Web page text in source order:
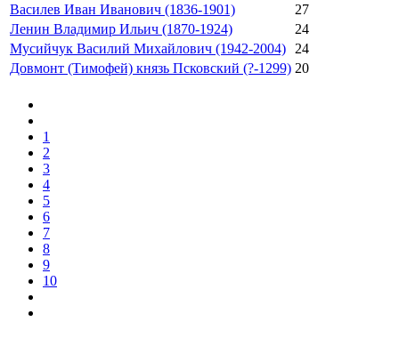
Василев Иван Иванович (1836-1901)
27
Ленин Владимир Ильич (1870-1924)
24
Мусийчук Василий Михайлович (1942-2004)
24
Довмонт (Тимофей) князь Псковский (?-1299) 20
1
2
3
4
5
6
7
8
9
10